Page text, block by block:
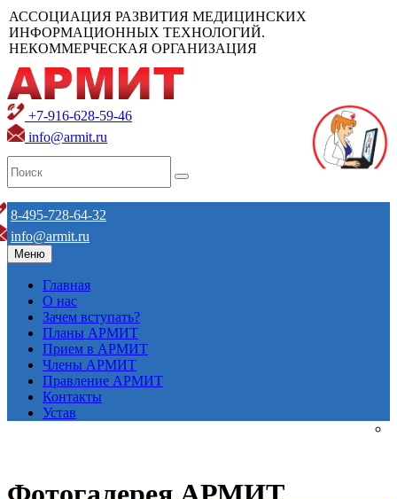
АССОЦИАЦИЯ РАЗВИТИЯ МЕДИЦИНСКИХ
ИНФОРМАЦИОННЫХ ТЕХНОЛОГИЙ.
НЕКОММЕРЧЕСКАЯ ОРГАНИЗАЦИЯ
+7-916-628-59-46
info@armit.ru
8-495-728-64-32
info@armit.ru
Меню
Главная
О нас
Зачем вступать?
Планы АРМИТ
Прием в АРМИТ
Члены АРМИТ
Правление АРМИТ
Контакты
Устав